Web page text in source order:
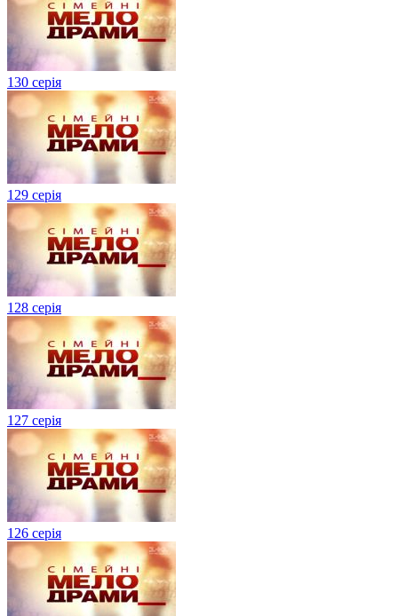
130 серія
129 серія
128 серія
127 серія
126 серія